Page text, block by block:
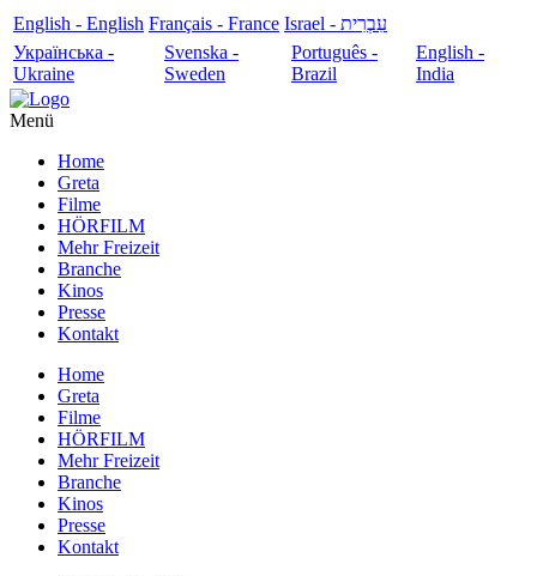
English - English Français - France
עִבְרִית - Israel
Українська -
Ukraine
Svenska -
Sweden
Português -
Brazil
English -
India
Menü
Home
Greta
Filme
HÖRFILM
Mehr Freizeit
Branche
Kinos
Presse
Kontakt
Home
Greta
Filme
HÖRFILM
Mehr Freizeit
Branche
Kinos
Presse
Kontakt